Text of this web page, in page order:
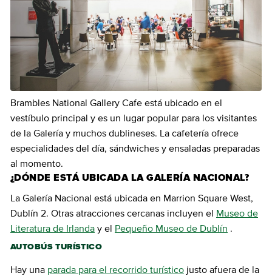
Brambles National Gallery Cafe está ubicado en el
vestíbulo principal y es un lugar popular para los visitantes
de la Galería y muchos dublineses. La cafetería ofrece
especialidades del día, sándwiches y ensaladas preparadas
al momento.
¿DÓNDE ESTÁ UBICADA LA GALERÍA NACIONAL?
La Galería Nacional está ubicada en Marrion Square West,
Dublín 2. Otras atracciones cercanas incluyen el
Museo de
Literatura de Irlanda y el Pequeño Museo de Dublín .
AUTOBÚS TURÍSTICO
Hay una parada para el recorrido turístico justo afuera de la